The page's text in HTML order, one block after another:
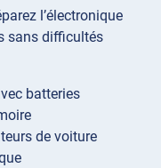
l’électronique
sans difficultés
batteries
de voiture